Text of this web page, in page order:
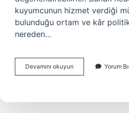
kuyumcunun hizmet verdiği
bulunduğu ortam ve kâr
nereden…
Devamını okuyun Kuyumcular
Altın
Yorum